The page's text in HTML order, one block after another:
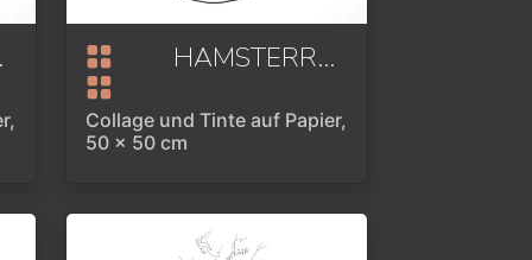
HAMSTERRAD(T) ODER STEIG AUS SOLANGE DU NOCH KANNST
Collage und Tinte auf Papier,
50 x 50 cm